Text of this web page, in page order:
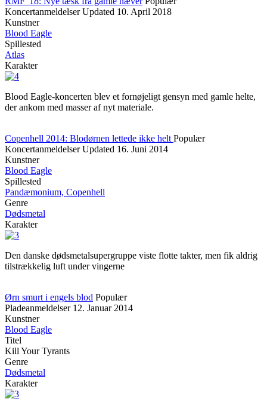
Koncertanmeldelser Updated 10. April 2018
Kunstner
Blood Eagle
Spillested
Atlas
Karakter
Blood Eagle-koncerten blev et fornøjeligt gensyn med gamle helte,
der ankom med masser af nyt materiale.
Copenhell 2014: Blodørnen lettede ikke helt Populær
Koncertanmeldelser Updated 16. Juni 2014
Kunstner
Blood Eagle
Spillested
Pandæmonium, Copenhell
Genre
Dødsmetal
Karakter
Den danske dødsmetalsupergruppe viste flotte takter, men fik aldrig
tilstrækkelig luft under vingerne
Ørn smurt i engels blod Populær
Pladeanmeldelser 12. Januar 2014
Kunstner
Blood Eagle
Titel
Kill Your Tyrants
Genre
Dødsmetal
Karakter